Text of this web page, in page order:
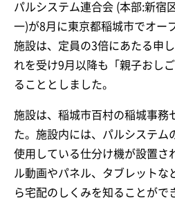
パルシステム連合会 (本部:新宿
一)が8月に東京都稲城市でオー
施設は、定員の3倍にあたる申
れを受け9月以降も「親子おし
ることとしました。
施設は、稲城市百村の稲城事務
た。施設内には、パルシステム
使用している仕分け機が設置さ
ル動画やパネル、タブレットな
ら宅配のしくみを知ることがで